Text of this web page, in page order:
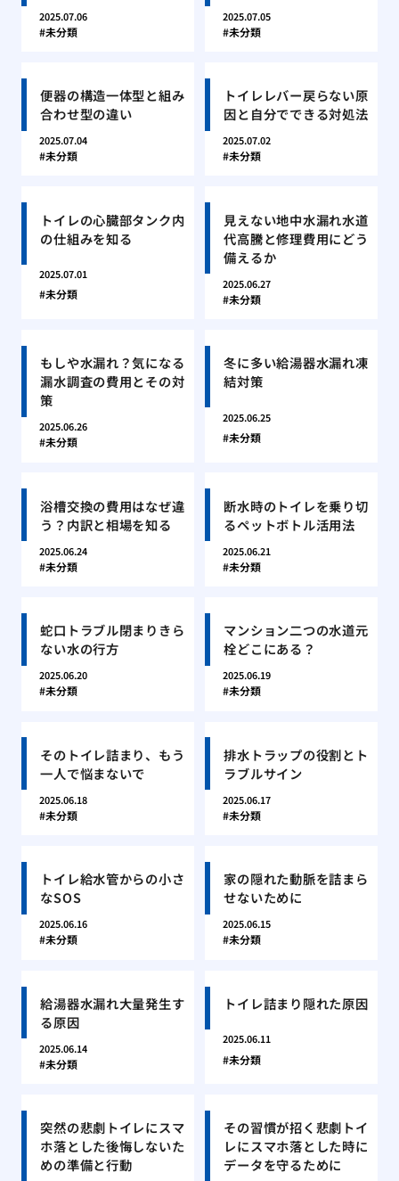
2025.07.06
未分類
2025.07.05
未分類
便器の構造一体型と組み
合わせ型の違い
2025.07.04
未分類
トイレレバー戻らない原
因と自分でできる対処法
2025.07.02
未分類
トイレの心臓部タンク内
の仕組みを知る
2025.07.01
未分類
見えない地中水漏れ水道
代高騰と修理費用にどう
備えるか
2025.06.27
未分類
もしや水漏れ？気になる
漏水調査の費用とその対
策
2025.06.26
未分類
冬に多い給湯器水漏れ凍
結対策
2025.06.25
未分類
浴槽交換の費用はなぜ違
う？内訳と相場を知る
2025.06.24
未分類
断水時のトイレを乗り切
るペットボトル活用法
2025.06.21
未分類
蛇口トラブル閉まりきら
ない水の行方
2025.06.20
未分類
マンション二つの水道元
栓どこにある？
2025.06.19
未分類
そのトイレ詰まり、もう
一人で悩まないで
2025.06.18
未分類
排水トラップの役割とト
ラブルサイン
2025.06.17
未分類
トイレ給水管からの小さ
なSOS
2025.06.16
未分類
家の隠れた動脈を詰まら
せないために
2025.06.15
未分類
給湯器水漏れ大量発生す
る原因
2025.06.14
未分類
トイレ詰まり隠れた原因
2025.06.11
未分類
突然の悲劇トイレにスマ
ホ落とした後悔しないた
めの準備と行動
その習慣が招く悲劇トイ
レにスマホ落とした時に
データを守るために